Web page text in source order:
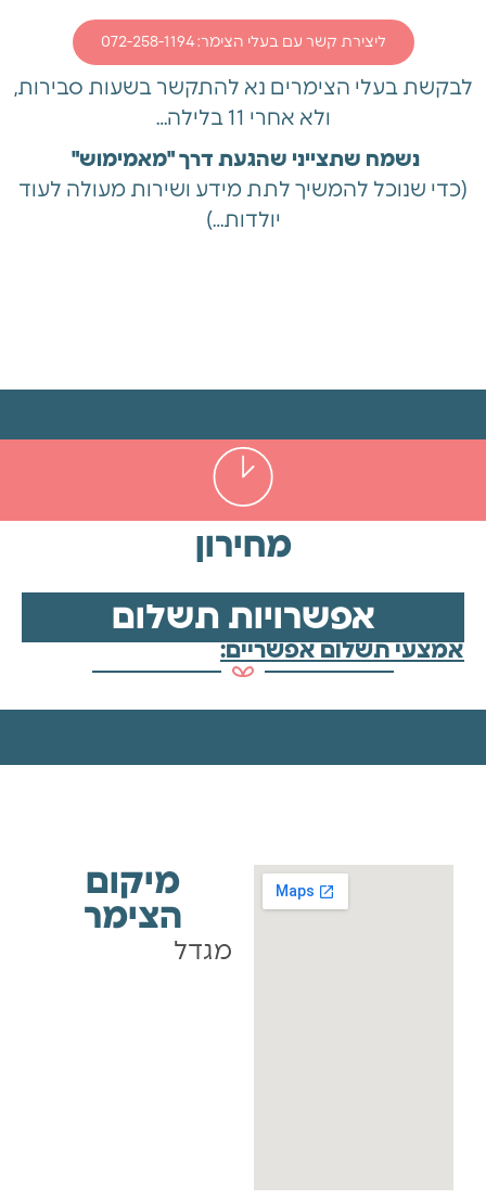
ליצירת קשר עם בעלי הצימר: 072-258-1194
לבקשת בעלי הצימרים נא להתקשר בשעות סבירות,
ולא אחרי 11 בלילה…
נשמח שתצייני שהגעת דרך "מאמימוש"
(כדי שנוכל להמשיך לתת מידע ושירות מעולה לעוד
יולדות…)
מחירון
אפשרויות תשלום
אמצעי תשלום אפשריים:
מיקום
הצימר
מגדל